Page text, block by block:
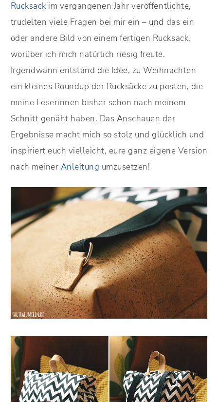
Rucksack im vergangenen Jahr veröffentlichte,
trudelten viele Fragen bei mir ein – und das ein
oder andere Bild von einem fertigen Rucksack,
worüber ich mich natürlich riesig freute.
Irgendwann entstand die Idee, zu Weihnachten
ein kleines Roundup der Rucksäcke zu posten, die
meine Leserinnen bisher schon nach meinem
Schnitt genäht haben. Das Anschauen der
Ergebnisse macht mich so stolz und glücklich und
inspiriert euch vielleicht, eure ganz eigene Version
nach meiner Anleitung umzusetzen!